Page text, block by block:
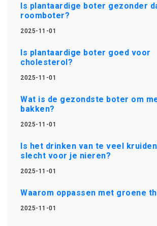
Is plantaardige boter gezonder
roomboter?
2025-11-01
Is plantaardige boter goed voor
cholesterol?
2025-11-01
Wat is de gezondste boter om
bakken?
2025-11-01
Is het drinken van te veel
slecht voor je nieren?
2025-11-01
Waarom oppassen met groene
2025-11-01